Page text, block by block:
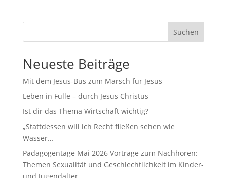
Suchen
Neueste Beiträge
Mit dem Jesus-Bus zum Marsch für Jesus
Leben in Fülle – durch Jesus Christus
Ist dir das Thema Wirtschaft wichtig?
„Stattdessen will ich Recht fließen sehen wie
Wasser…
Pädagogentage Mai 2026 Vorträge zum Nachhören:
Themen Sexualität und Geschlechtlichkeit im Kinder-